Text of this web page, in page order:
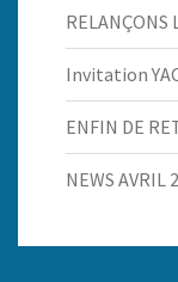
RELANÇONS
Invitation
ENFIN DE
NEWS AVRIL